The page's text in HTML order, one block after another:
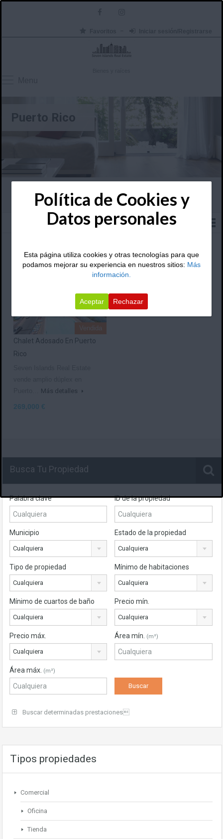
Puerto Rico
Ordenar por:
Vendida
Chalet Adosado En Puerto
Rico
Más detalles
269,000 €
Busca Tu Propiedad
Palabra clave ID de la propiedad
Municipio
Cualquiera
Estado de la propiedad
Cualquiera
Tipo de propiedad
Cualquiera
Mínimo de habitaciones
Cualquiera
Mínimo de cuartos de baño
Cualquiera
Precio mín.
Cualquiera
Precio máx.
Cualquiera
Área mín. (m²)
Área máx. (m²)
Buscar determinadas prestaciones
Tipos propiedades
Comercial
Oficina
Tienda
Política de Cookies y
Datos personales
Esta página utiliza cookies y otras tecnologías para que
podamos mejorar su experiencia en nuestros sitios: Más
información.
Aceptar Rechazar